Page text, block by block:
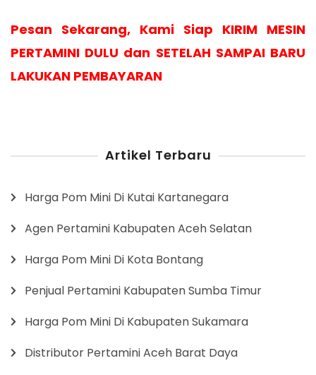
Pesan Sekarang, Kami Siap KIRIM MESIN
PERTAMINI DULU dan SETELAH SAMPAI BARU
LAKUKAN PEMBAYARAN
Artikel Terbaru
Harga Pom Mini Di Kutai Kartanegara
Agen Pertamini Kabupaten Aceh Selatan
Harga Pom Mini Di Kota Bontang
Penjual Pertamini Kabupaten Sumba Timur
Harga Pom Mini Di Kabupaten Sukamara
Distributor Pertamini Aceh Barat Daya